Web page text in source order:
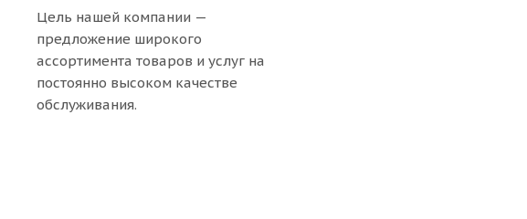
Цель нашей компании —
предложение широкого
ассортимента товаров и услуг на
постоянно высоком качестве
обслуживания.